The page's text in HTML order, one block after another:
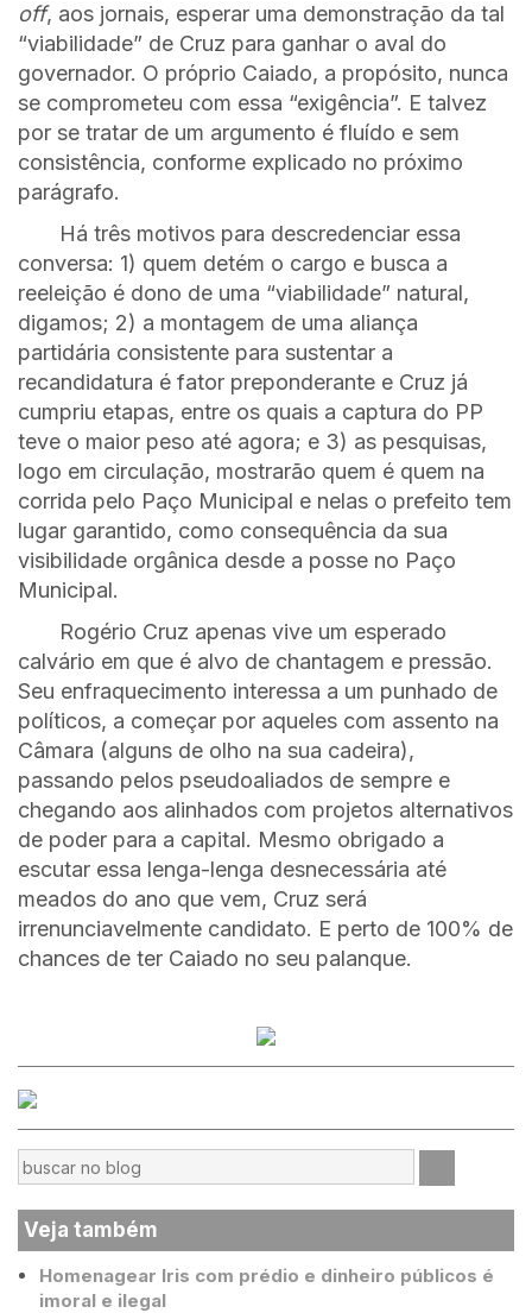
off, aos jornais, esperar uma demonstração da tal
“viabilidade” de Cruz para ganhar o aval do
governador. O próprio Caiado, a propósito, nunca
se comprometeu com essa “exigência”. E talvez
por se tratar de um argumento é fluído e sem
consistência, conforme explicado no próximo
parágrafo.
Há três motivos para descredenciar essa
conversa: 1) quem detém o cargo e busca a
reeleição é dono de uma “viabilidade” natural,
digamos; 2) a montagem de uma aliança
partidária consistente para sustentar a
recandidatura é fator preponderante e Cruz já
cumpriu etapas, entre os quais a captura do PP
teve o maior peso até agora; e 3) as pesquisas,
logo em circulação, mostrarão quem é quem na
corrida pelo Paço Municipal e nelas o prefeito tem
lugar garantido, como consequência da sua
visibilidade orgânica desde a posse no Paço
Municipal.
Rogério Cruz apenas vive um esperado
calvário em que é alvo de chantagem e pressão.
Seu enfraquecimento interessa a um punhado de
políticos, a começar por aqueles com assento na
Câmara (alguns de olho na sua cadeira),
passando pelos pseudoaliados de sempre e
chegando aos alinhados com projetos alternativos
de poder para a capital. Mesmo obrigado a
escutar essa lenga-lenga desnecessária até
meados do ano que vem, Cruz será
irrenunciavelmente candidato. E perto de 100% de
chances de ter Caiado no seu palanque.
Veja também
Homenagear Iris com prédio e dinheiro públicos é
imoral e ilegal